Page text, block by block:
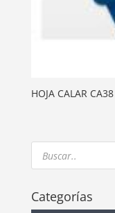
HOJA CALAR
Products
search
Categorías